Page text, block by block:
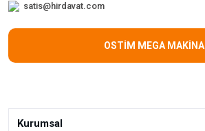
satis@hirdavat.com
OSTİM MEGA MAKİNA
Kurumsal